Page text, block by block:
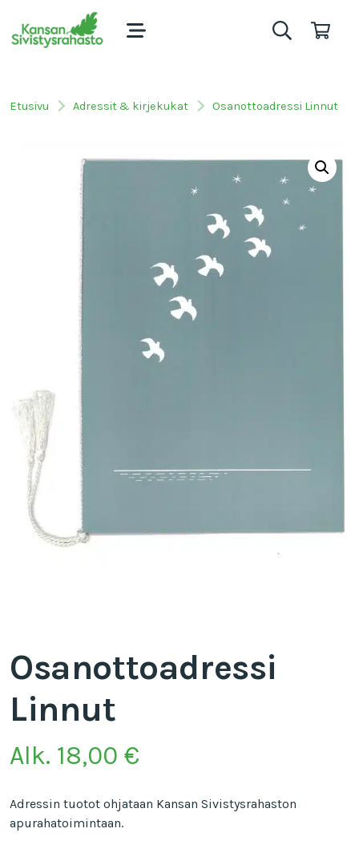
Etusivu Adressit & kirjekukat Osanottoadressi Linnut
Osanottoadressi
Linnut
Alk. 18,00 €
Adressin tuotot ohjataan Kansan Sivistysrahaston
apurahatoimintaan.